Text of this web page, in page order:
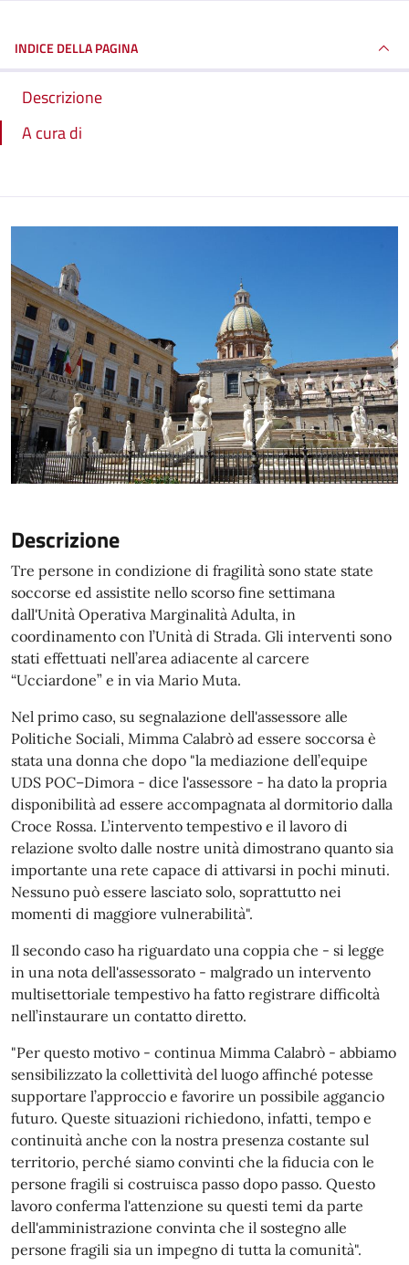
INDICE DELLA PAGINA
Descrizione
A cura di
Descrizione
Tre persone in condizione di fragilità sono state state
soccorse ed assistite nello scorso fine settimana
dall'Unità Operativa Marginalità Adulta, in
coordinamento con l’Unità di Strada. Gli interventi sono
stati effettuati nell’area adiacente al carcere
“Ucciardone” e in via Mario Muta.
Nel primo caso, su segnalazione dell'assessore alle
Politiche Sociali, Mimma Calabrò ad essere soccorsa è
stata una donna che dopo "la mediazione dell’equipe
UDS POC–Dimora - dice l'assessore - ha dato la propria
disponibilità ad essere accompagnata al dormitorio dalla
Croce Rossa. L’intervento tempestivo e il lavoro di
relazione svolto dalle nostre unità dimostrano quanto sia
importante una rete capace di attivarsi in pochi minuti.
Nessuno può essere lasciato solo, soprattutto nei
momenti di maggiore vulnerabilità".
Il secondo caso ha riguardato una coppia che - si legge
in una nota dell'assessorato - malgrado un intervento
multisettoriale tempestivo ha fatto registrare difficoltà
nell’instaurare un contatto diretto.
"Per questo motivo - continua Mimma Calabrò - abbiamo
sensibilizzato la collettività del luogo affinché potesse
supportare l’approccio e favorire un possibile aggancio
futuro. Queste situazioni richiedono, infatti, tempo e
continuità anche con la nostra presenza costante sul
territorio, perché siamo convinti che la fiducia con le
persone fragili si costruisca passo dopo passo. Questo
lavoro conferma l'attenzione su questi temi da parte
dell'amministrazione convinta che il sostegno alle
persone fragili sia un impegno di tutta la comunità".